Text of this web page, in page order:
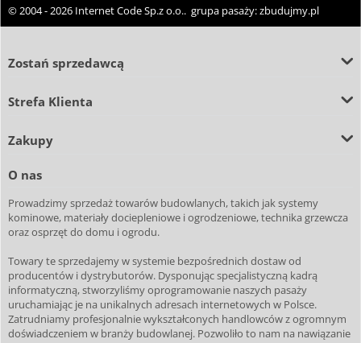
© 2004 - 2026 Internet Code Sp.z o.o.. grupa pasaży:zbudujmy.pl
Zostań sprzedawcą
Strefa Klienta
Zakupy
O nas
Prowadzimy sprzedaż towarów budowlanych, takich jak systemy
kominowe, materiały dociepleniowe i ogrodzeniowe, technika grzewcza
oraz osprzęt do domu i ogrodu.
Towary te sprzedajemy w systemie bezpośrednich dostaw od
producentów i dystrybutorów. Dysponując specjalistyczną kadrą
informatyczną, stworzyliśmy oprogramowanie naszych pasaży
uruchamiając je na unikalnych adresach internetowych w Polsce.
Zatrudniamy profesjonalnie wykształconych handlowców z ogromnym
doświadczeniem w branży budowlanej. Pozwoliło to nam na nawiązanie